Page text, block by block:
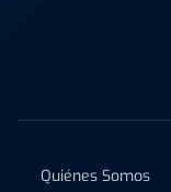
Quiénes Somos